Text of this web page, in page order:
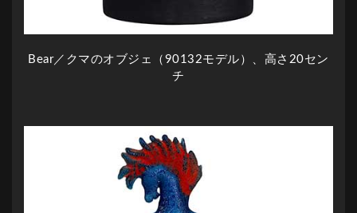
Bear／クマのオブジェ（90132モデル）、高さ20セン
チ